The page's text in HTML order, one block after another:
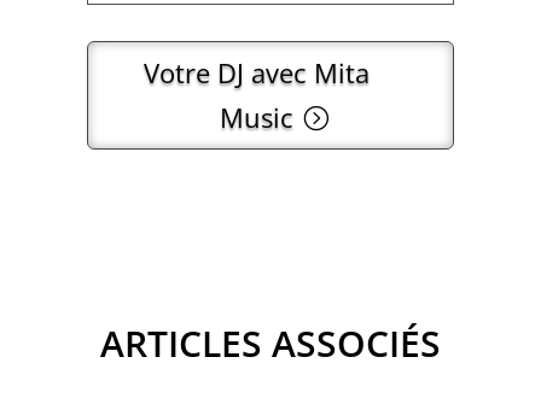
Votre DJ avec Mita
Music
ARTICLES ASSOCIÉS